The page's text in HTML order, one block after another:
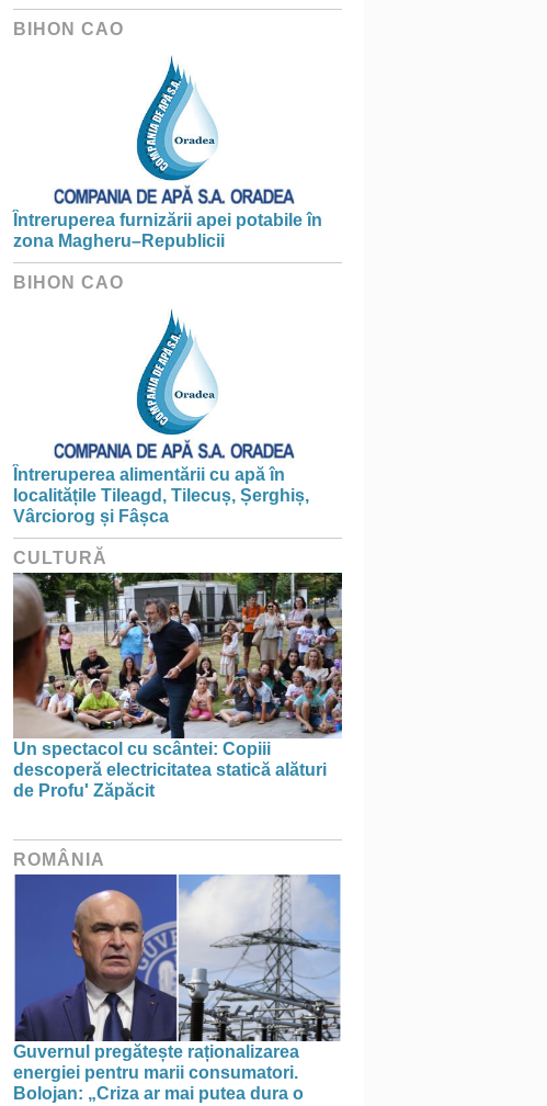
BIHON CAO
Întreruperea furnizării apei potabile în
zona Magheru–Republicii
BIHON CAO
Întreruperea alimentării cu apă în
localitățile Tileagd, Tilecuș, Șerghiș,
Vârciorog și Fâșca
CULTURĂ
Un spectacol cu scântei: Copiii
descoperă electricitatea statică alături
de Profu' Zăpăcit
ROMÂNIA
Guvernul pregătește raționalizarea
energiei pentru marii consumatori.
Bolojan: „Criza ar mai putea dura o